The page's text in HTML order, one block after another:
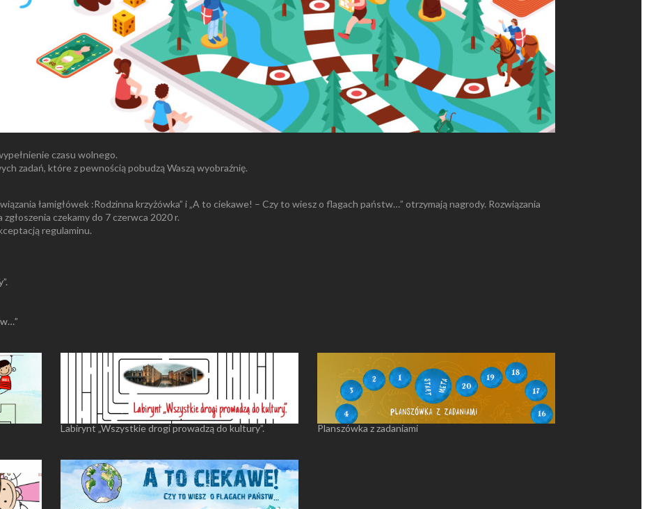
czasu wolnego.
zadań, które z pewnością pobudzą Waszą wyobraźnię.
łamigłówek :Rodzinna krzyżówka” i „A to ciekawe! – Czy to wiesz o flagach państw…” otrzymają nagrody. Rozwiązania
czekamy do 7 czerwca 2020 r.
regulaminu.
Labirynt „Wszystkie drogi prowadzą do kultury”. Planszówka z zadaniami